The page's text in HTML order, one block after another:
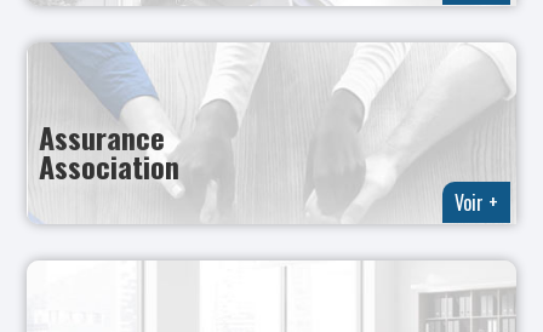
Assurance
Association
Voir +